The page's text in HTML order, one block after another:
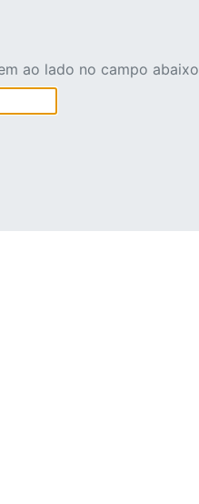
ao lado no campo abaixo